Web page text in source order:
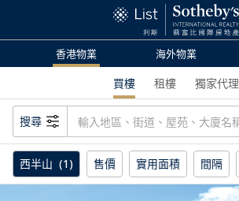
香港物業 海外物業
買樓 租樓 獨家代理
搜尋
西半山 (1) 售價 實用面積 間隔